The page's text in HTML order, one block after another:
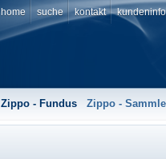
home suche kontakt kundeninfo
Zippo - Fundus Zippo -